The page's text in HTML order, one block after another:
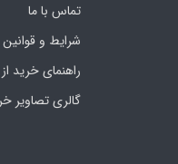
تماس با ما
شرایط و قوانین
راهنمای خرید
گالری تصاویر